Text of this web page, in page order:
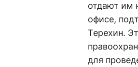
отдают им
офисе,
Терехин.
для